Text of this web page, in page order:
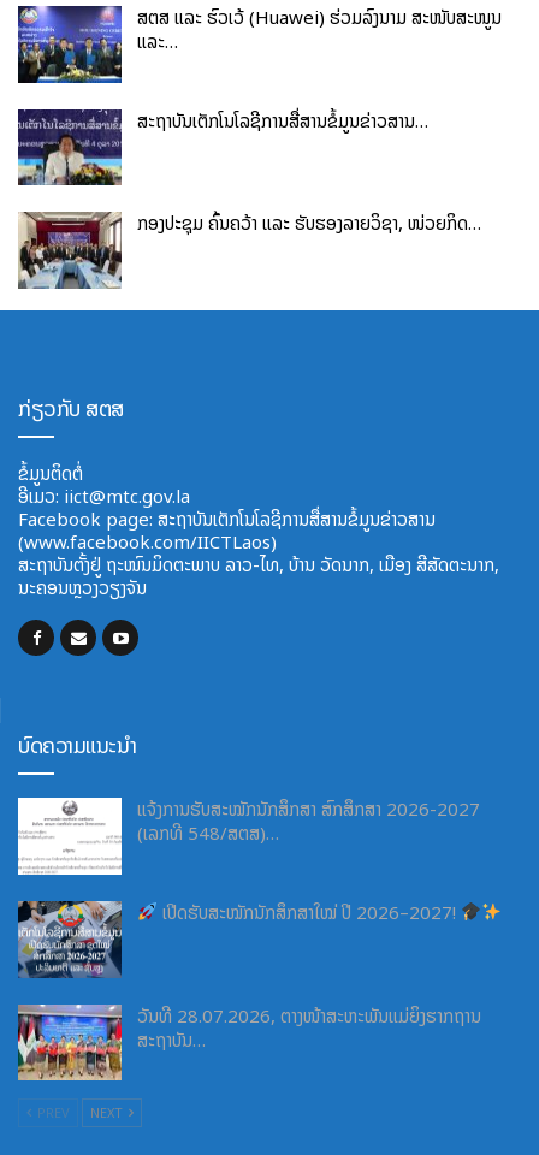
ສຕສ ແລະ ຮົວເວ້ (Huawei) ຮ່ວມລົງນາມ ສະໜັບສະໜູນ
ແລະ…
ສະຖາບັນເຕັກໂນໂລຊີການສື່ສານຂໍ້ມູນຂ່າວສານ…
ກອງປະຊຸມ ຄົ້ນຄວ້າ ແລະ ຮັບຮອງລາຍວິຊາ, ໜ່ວຍກິດ…
ກ່ຽວກັບ ສຕສ
ຂໍ້ມູນຕິດຕໍ່
ອີ​ເມວ: iict@mtc.gov.la
Facebook page: ສະຖາບັນເຕັກໂນໂລຊີການສື່ສານຂໍ້ມູນຂ່າວສານ
(www.facebook.com/IICTLaos)
ສະ​ຖາ​ບັນ​ຕັ້ງຢູ່ ຖະໜົນມິດຕະພາບ​ ລາວ​-ໄທ, ບ້ານ ວັດ​ນາກ, ​ເມືອງ ສີ​ສັດຕະ​ນາກ,
ນະຄອນຫຼວງວຽງຈັນ
ບົດຄວາມແນະນຳ
ແຈ້ງການຮັບສະໝັກນັກສຶກສາ ສົກສຶກສາ 2026-2027
(ເລກທີ 548/ສຕສ)…
ເປີດຮັບສະໝັກນັກສຶກສາໃໝ່ ປີ 2026–2027!
ວັນທີ 28.07.2026, ຕາງໜ້າສະຫະພັນແມ່ຍິງຮາກຖານ
ສະຖາບັນ…
PREV NEXT